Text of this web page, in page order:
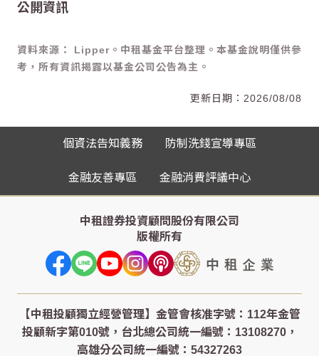
公開資訊
資料來源： Lipper。中租基金平台整理。本基金說明僅供參
考，所有資訊揭露以基金公司公告為主。
2026/08/08
個資法告知義務 防制洗錢宣導專區
金融友善專區 金融消費評議中心
中租證券投資顧問股份有限公司
版權所有